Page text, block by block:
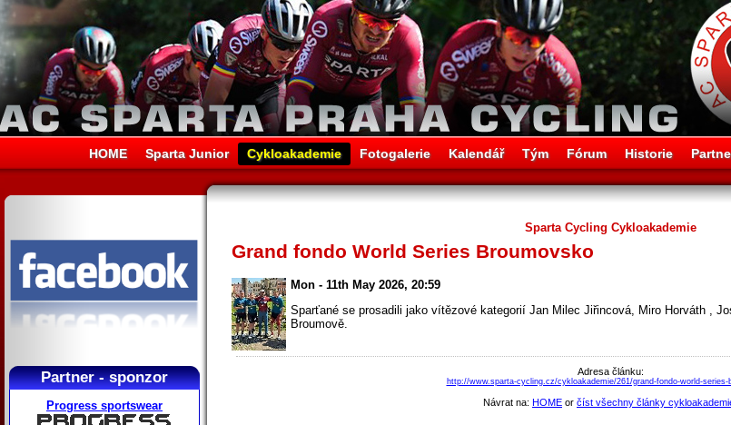
HOME Sparta Junior Cykloakademie Fotogalerie Kalendář Tým Fórum Historie
Partner - sponzor
Progress sportswear
Sparta Cycling Cykloakademie
Grand fondo World Series Broumovsko
Mon - 11th May 2026, 20:59
Sparťané se prosadili jako vítězové kategorií Jan Milec Jiřincová, Miro Horváth ,
Broumově.
Adresa článku:
http://www.sparta-cycling.cz/cykloakademie/261/grand-fondo-world-series-
Návrat na: HOME or číst všechny články